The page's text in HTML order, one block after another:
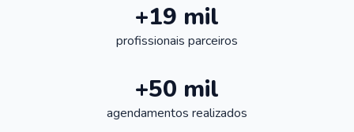
+19 mil
profissionais parceiros
+50 mil
agendamentos realizados